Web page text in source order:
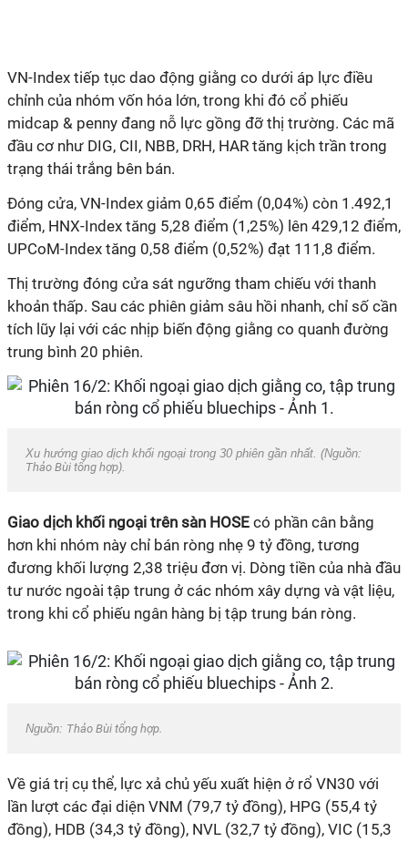
VN-Index tiếp tục dao động giằng co dưới áp lực điều
chỉnh của nhóm vốn hóa lớn, trong khi đó cổ phiếu
midcap & penny đang nỗ lực gồng đỡ thị trường. Các mã
đầu cơ như DIG, CII, NBB, DRH, HAR tăng kịch trần trong
trạng thái trắng bên bán.
Đóng cửa, VN-Index giảm 0,65 điểm (0,04%) còn 1.492,1
điểm, HNX-Index tăng 5,28 điểm (1,25%) lên 429,12 điểm,
UPCoM-Index tăng 0,58 điểm (0,52%) đạt 111,8 điểm.
Thị trường đóng cửa sát ngưỡng tham chiếu với thanh
khoản thấp. Sau các phiên giảm sâu hồi nhanh, chỉ số cần
tích lũy lại với các nhịp biến động giằng co quanh đường
trung bình 20 phiên.
Xu hướng giao dịch khối ngoại trong 30 phiên gần nhất. (Nguồn:
Thảo Bùi tổng hợp).
Giao dịch khối ngoại trên sàn HOSE có phần cân bằng
hơn khi nhóm này chỉ bán ròng nhẹ 9 tỷ đồng, tương
đương khối lượng 2,38 triệu đơn vị. Dòng tiền của nhà đầu
tư nước ngoài tập trung ở các nhóm xây dựng và vật liệu,
trong khi cổ phiếu ngân hàng bị tập trung bán ròng.
Nguồn: Thảo Bùi tổng hợp.
Về giá trị cụ thể, lực xả chủ yếu xuất hiện ở rổ VN30 với
lần lượt các đại diện VNM (79,7 tỷ đồng), HPG (55,4 tỷ
đồng), HDB (34,3 tỷ đồng), NVL (32,7 tỷ đồng), VIC (15,3